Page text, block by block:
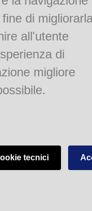
di
all'utente
di
migliore
tecnici